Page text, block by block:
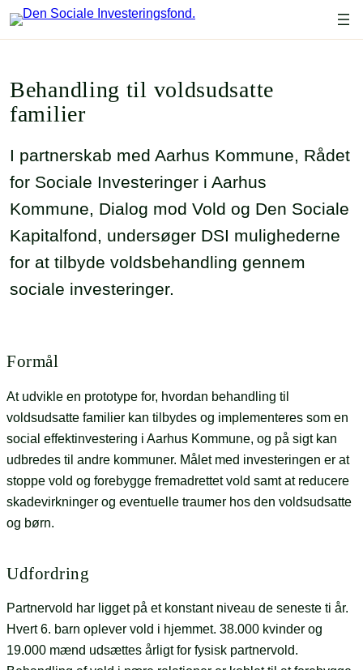
Spring
Behandling til voldsudsatte
familier
I partnerskab med Aarhus Kommune, Rådet
for Sociale Investeringer i Aarhus
Kommune, Dialog mod Vold og Den Sociale
Kapitalfond, undersøger DSI mulighederne
for at tilbyde voldsbehandling gennem
sociale investeringer.
Formål
At udvikle en prototype for, hvordan behandling til
voldsudsatte familier kan tilbydes og implementeres som en
social effektinvestering i Aarhus Kommune, og på sigt kan
udbredes til andre kommuner. Målet med investeringen er at
stoppe vold og forebygge fremadrettet vold samt at reducere
skadevirkninger og eventuelle traumer hos den voldsudsatte
og børn.
Udfordring
Partnervold har ligget på et konstant niveau de seneste ti år.
Hvert 6. barn oplever vold i hjemmet. 38.000 kvinder og
19.000 mænd udsættes årligt for fysisk partnervold.